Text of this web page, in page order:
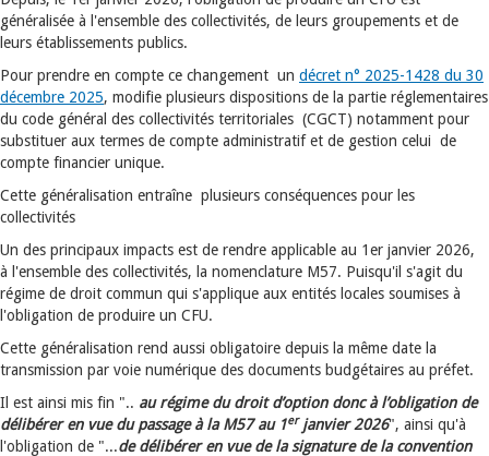
généralisée à l'ensemble des collectivités, de leurs groupements et de
leurs établissements publics.
Pour prendre en compte ce changement un décret n° 2025-1428 du 30
décembre 2025, modifie plusieurs dispositions de la partie réglementaires
du code général des collectivités territoriales (CGCT) notamment pour
substituer aux termes de compte administratif et de gestion celui de
compte financier unique.
Cette généralisation entraîne plusieurs conséquences pour les
collectivités
Un des principaux impacts est de rendre applicable au 1er janvier 2026,
à l'ensemble des collectivités, la nomenclature M57. Puisqu'il s'agit du
régime de droit commun qui s'applique aux entités locales soumises à
l'obligation de produire un CFU.
Cette généralisation rend aussi obligatoire depuis la même date la
transmission par voie numérique des documents budgétaires au préfet.
Il est ainsi mis fin ".. au régime du droit d’option donc à l’obligation de
délibérer en vue du passage à la M57 au 1erjanvier 2026", ainsi qu'à
l'obligation de "...de délibérer en vue de la signature de la convention